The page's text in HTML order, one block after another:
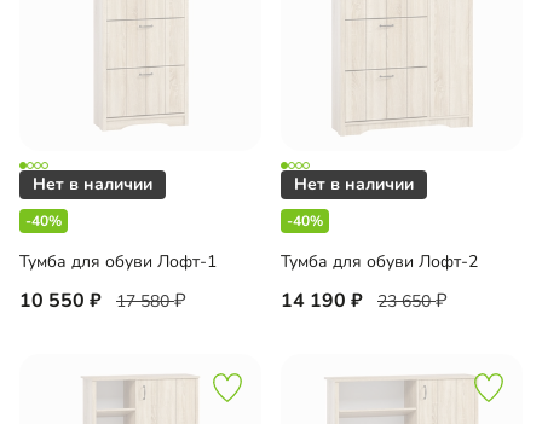
-40%
Тумба для обуви Лофт-1
10 550 17 580
-40%
Тумба для обуви Лофт-2
14 190 23 650